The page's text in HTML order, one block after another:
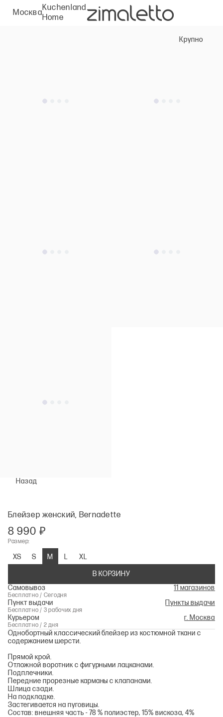
Москва
Kuchenland
Home
Крупно
Назад
Блейзер женский, Bernadette
8 990 ₽
Размер:
XS S M L
XL
В КОРЗИНУ
Самовывоз
11 магазинов
Бесплатно / Сегодня
Пункт выдачи Пункты выдачи
Бесплатно / 3 рабочих дня
Курьером г. Москва
Бесплатно / 2 дня
Однобортный классический блейзер из костюмной ткани с
содержанием шерсти.
Прямой крой.
Отложной воротник с фигурными лацканами.
Подплечники.
Передние прорезные карманы с клапанами.
Шлица сзади.
На подкладке.
Застегивается на пуговицы.
Состав: внешняя часть - 78 % полиэстер, 15% вискоза, 4%